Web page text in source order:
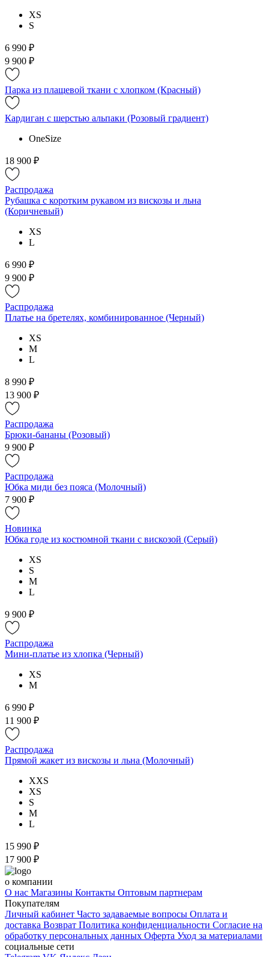
XS
S
6 990 ₽
9 900 ₽
Парка из плащевой ткани с хлопком (Красный)
Кардиган с шерстью альпаки (Розовый градиент)
OneSize
18 900 ₽
Распродажа
Рубашка с коротким рукавом из вискозы и льна
(Коричневый)
XS
L
6 990 ₽
9 900 ₽
Распродажа
Платье на бретелях, комбинированное (Черный)
XS
M
L
8 990 ₽
13 900 ₽
Распродажа
Брюки-бананы (Розовый)
9 900 ₽
Распродажа
Юбка миди без пояса (Молочный)
7 900 ₽
Новинка
Юбка годе из костюмной ткани с вискозой (Серый)
XS
S
M
L
9 900 ₽
Распродажа
Мини-платье из хлопка (Черный)
XS
M
6 990 ₽
11 900 ₽
Распродажа
Прямой жакет из вискозы и льна (Молочный)
XXS
XS
S
M
L
15 990 ₽
17 900 ₽
о компании
О нас Магазины Контакты Оптовым партнерам
Покупателям
Личный кабинет Часто задаваемые вопросы Оплата и
доставка Возврат Политика конфиденциальности Согласие на
обработку персональных данных Оферта Уход за материалами
социальные сети